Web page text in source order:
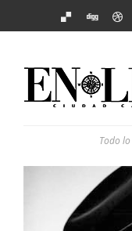
Todo